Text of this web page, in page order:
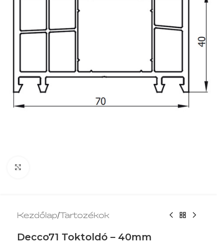
Kezdőlap/Tartozékok
Decco71 Toktoldó – 40mm